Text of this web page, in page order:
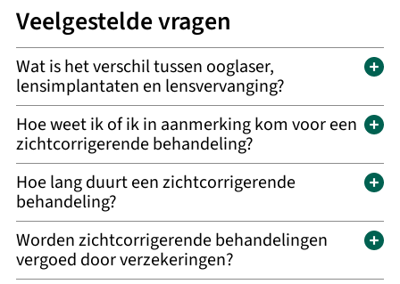
Veelgestelde vragen
Wat is het verschil tussen ooglaser,
lensimplantaten en lensvervanging?
Hoe weet ik of ik in aanmerking kom voor een
zichtcorrigerende behandeling?
Hoe lang duurt een zichtcorrigerende
behandeling?
Worden zichtcorrigerende behandelingen
vergoed door verzekeringen?